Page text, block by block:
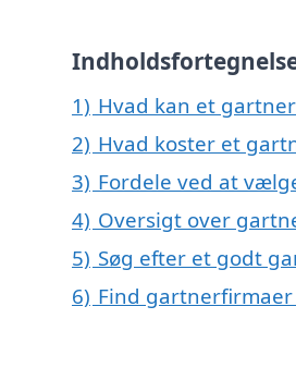
1) Hvad kan et
2) Hvad koster et
3) Fordele ved at
4) Oversigt over
5) Søg efter et godt
6) Find